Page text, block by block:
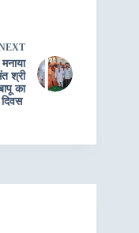
श्री
का